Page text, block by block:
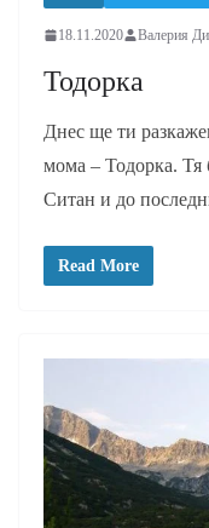
18.11.2020 Валерия
Тодорка
Днес ще ти
мома – Тодорка. Тя
Ситан и до
Read More